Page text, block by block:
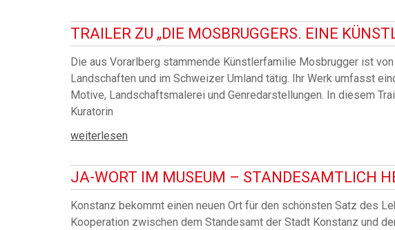
TRAILER ZU „DIE MOSBRUGGERS. EINE
Die aus Vorarlberg stammende Künstlerfamilie Mosbrugger ist
Landschaften und im Schweizer Umland tätig. Ihr Werk umfasst
Motive, Landschaftsmalerei und Genredarstellungen. In diesem
Kuratorin
weiterlesen
JA-WORT IM MUSEUM – STANDESAMTLICH
Konstanz bekommt einen neuen Ort für den schönsten Satz des
Kooperation zwischen dem Standesamt der Stadt Konstanz und